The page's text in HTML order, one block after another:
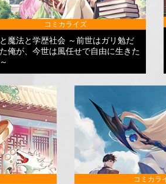
コミカライズ
魔法と学歴社会 ～前世はガリ勉だ
俺が、今世は風任せで自由に生きた
コミカラ